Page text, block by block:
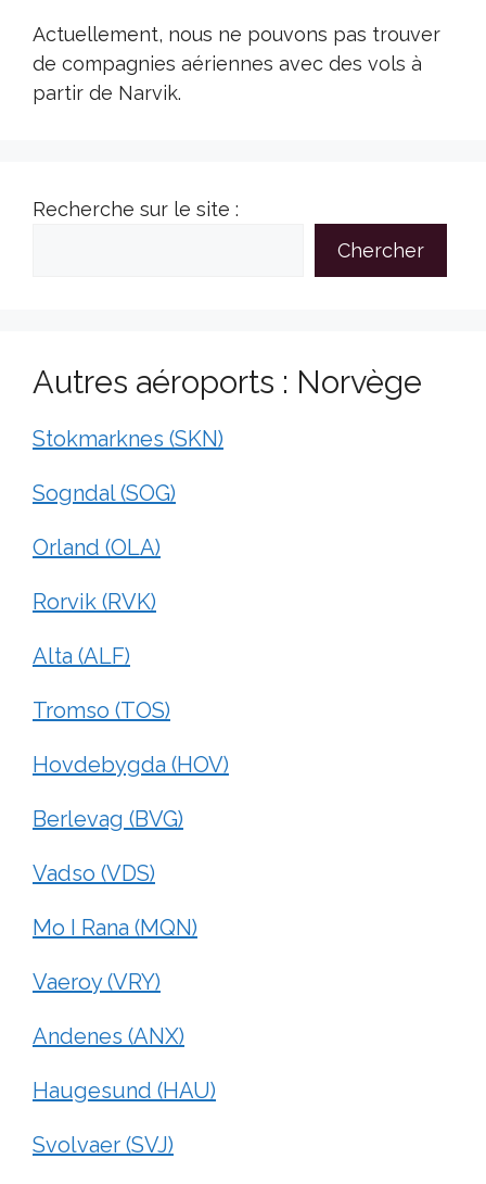
Actuellement, nous ne pouvons pas trouver
de compagnies aériennes avec des vols à
partir de Narvik.
Recherche sur le site :
Chercher
Autres aéroports : Norvège
Stokmarknes (SKN)
Sogndal (SOG)
Orland (OLA)
Rorvik (RVK)
Alta (ALF)
Tromso (TOS)
Hovdebygda (HOV)
Berlevag (BVG)
Vadso (VDS)
Mo I Rana (MQN)
Vaeroy (VRY)
Andenes (ANX)
Haugesund (HAU)
Svolvaer (SVJ)